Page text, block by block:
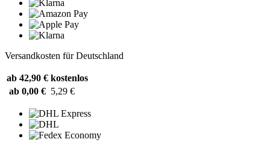
Versandkosten für Deutschland
ab 42,90 € kostenlos
ab 0,00 € 5,29 €